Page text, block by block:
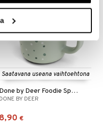
Saatavana useana vaihtoehtona
Done by Deer Foodie Spout Cup
DONE BY DEER
8,90 €